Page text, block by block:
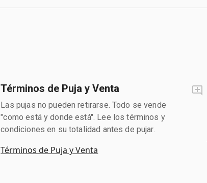
Términos de Puja y Venta
Las pujas no pueden retirarse. Todo se vende
"como está y donde está". Lee los términos y
condiciones en su totalidad antes de pujar.
Términos de Puja y Venta